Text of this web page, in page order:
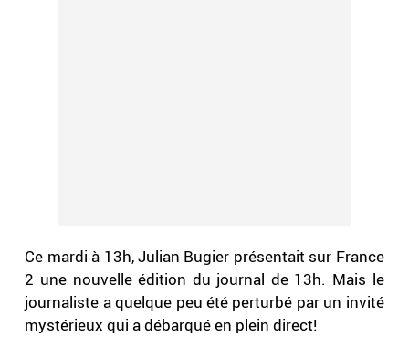
Ce mardi à 13h, Julian Bugier présentait sur France
2 une nouvelle édition du journal de 13h. Mais le
journaliste a quelque peu été perturbé par un invité
mystérieux qui a débarqué en plein direct!